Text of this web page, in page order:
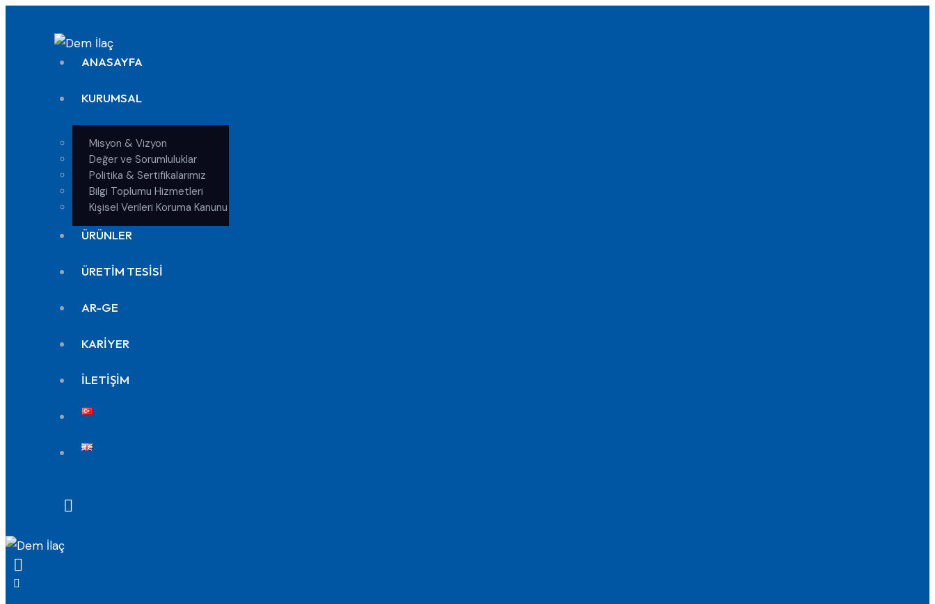
ANASAYFA
KURUMSAL
Misyon & Vizyon
Değer ve Sorumluluklar
Politika & Sertifikalarımız
Bilgi Toplumu Hizmetleri
Kişisel Verileri Koruma Kanunu
ÜRÜNLER
ÜRETİM TESİSİ
AR-GE
KARİYER
İLETİŞİM